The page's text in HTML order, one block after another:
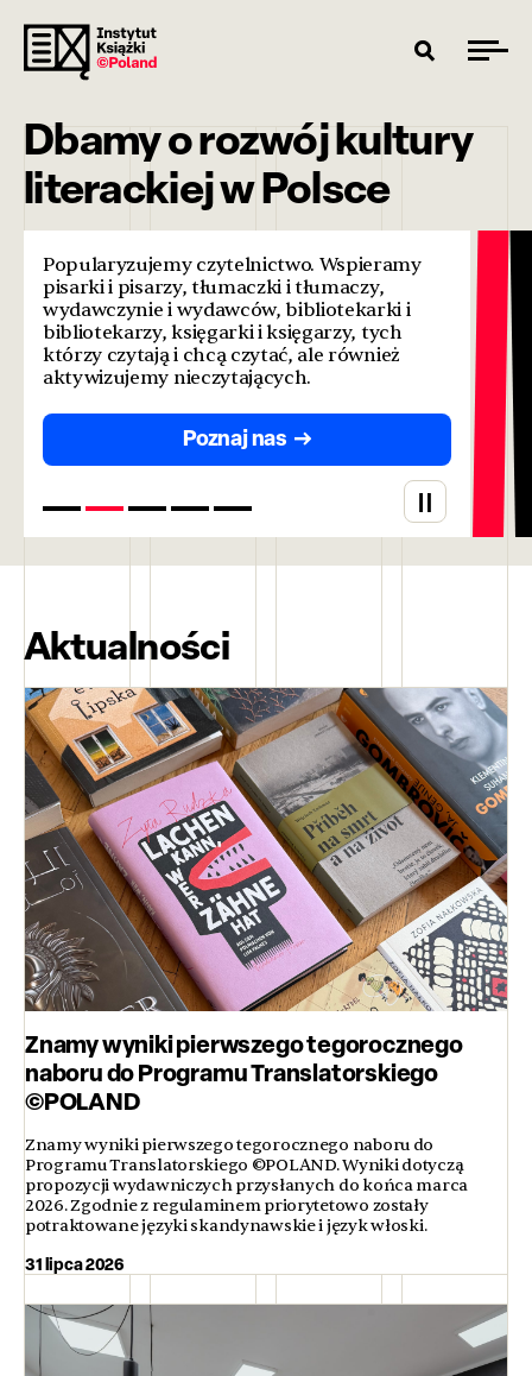
Dbamy o rozwój kultury
literackiej w Polsce
Popularyzujemy czytelnictwo. Wspieramy
pisarki i pisarzy, tłumaczki i tłumaczy,
wydawczynie i wydawców, bibliotekarki i
bibliotekarzy, księgarki i księgarzy, tych
którzy czytają i chcą czytać, ale również
aktywizujemy nieczytających.
Poznaj nas
Aktualności
Znamy wyniki pierwszego tegorocznego
naboru do Programu Translatorskiego
©POLAND
Znamy wyniki pierwszego tegorocznego naboru do
Programu Translatorskiego ©POLAND. Wyniki dotyczą
propozycji wydawniczych przysłanych do końca marca
2026. Zgodnie z regulaminem priorytetowo zostały
potraktowane języki skandynawskie i język włoski.
31 lipca 2026